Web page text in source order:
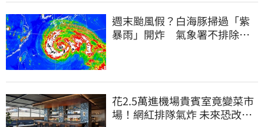
週末颱風假？白海豚掃過「紫
暴雨」開炸 氣象署不排除發
花2.5萬進機場貴賓室竟變菜市
場！網紅排隊氣炸 未來恐改動